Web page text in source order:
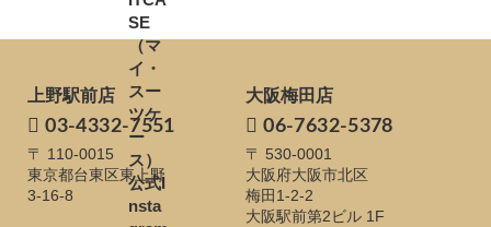
上野駅前店
03-4332-7551
〒 110-0015
東京都台東区東上野
3-16-8
大阪梅田店
06-7632-5378
〒 530-0001
大阪府大阪市北区
梅田1-2-2
大阪駅前第2ビル 1F